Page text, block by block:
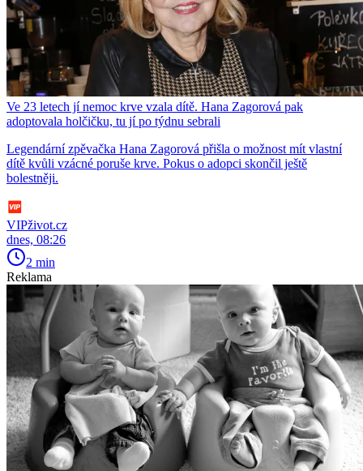
Ve 23 letech jí nemoc krve vzala dítě. Hana Zagorová pak
adoptovala holčičku, tu jí po týdnu sebrali
Legendární zpěvačka Hana Zagorová přišla o možnost mít vlastní
dítě kvůli vzácné poruše krve. Pokus o adopci skončil ještě
bolestněji.
VIPživot.cz
dnes, 08:26
2 min
Reklama